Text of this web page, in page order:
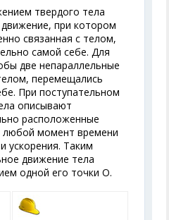
твердого тела
при котором
связанная с телом,
самой себе. Для
две непараллельные
перемещались
При поступательном
описывают
расположенные
любой момент времени
ускорения. Таким
движение тела
одной его точки О.